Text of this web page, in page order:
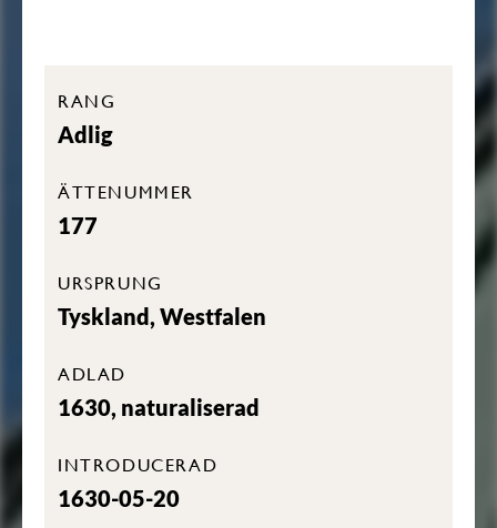
RANG
Adlig
ÄTTENUMMER
177
URSPRUNG
Tyskland, Westfalen
ADLAD
1630, naturaliserad
INTRODUCERAD
1630-05-20